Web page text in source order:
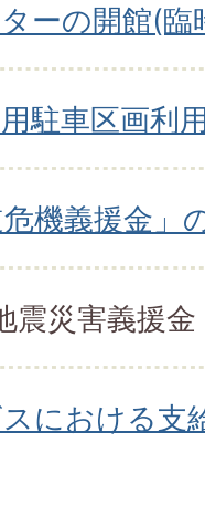
ーの開館(臨
駐車区画利
機義援金」
震災害義援金
における支